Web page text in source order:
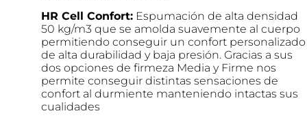
HR Cell Confort:Espumación de alta densidad
50 kg/m3 que se amolda suavemente al cuerpo
permitiendo conseguir un confort personalizado
de alta durabilidad y baja presión. Gracias a sus
dos opciones de firmeza Media y Firme nos
permite conseguir distintas sensaciones de
confort al durmiente manteniendo intactas sus
cualidades